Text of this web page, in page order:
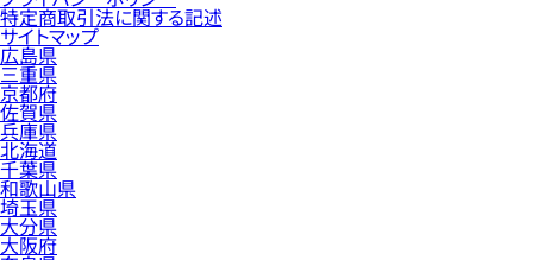
特定商取引法に関する記述
サイトマップ
広島県
三重県
京都府
佐賀県
兵庫県
北海道
千葉県
和歌山県
埼玉県
大分県
大阪府